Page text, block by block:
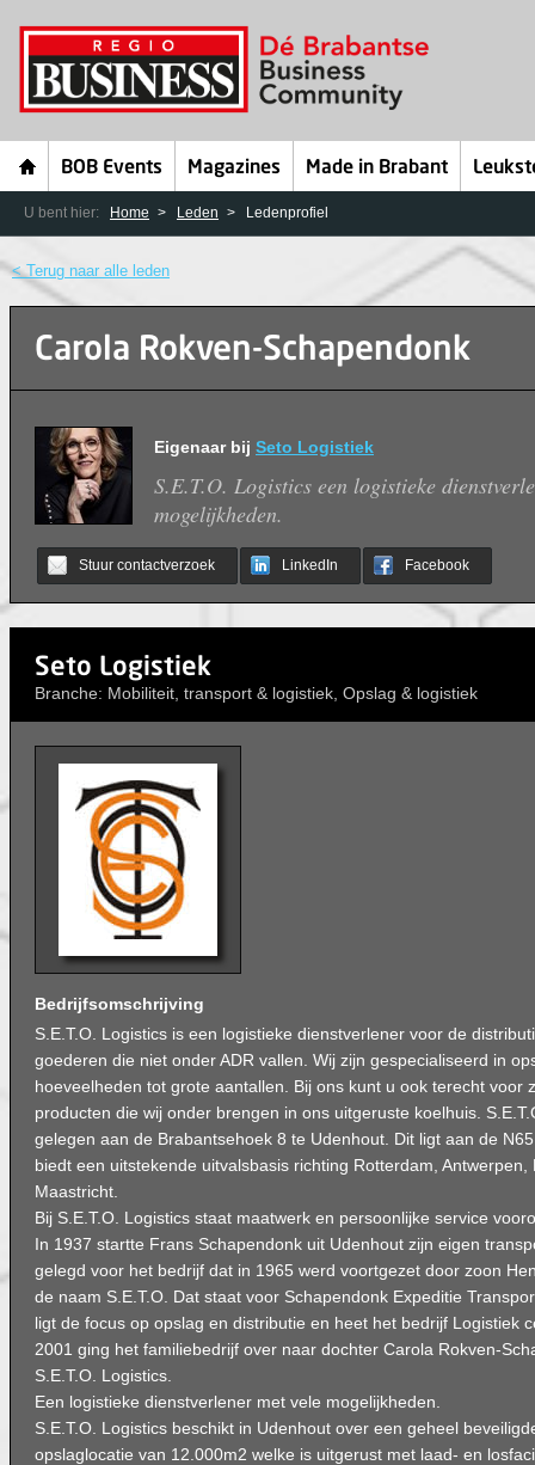
BOB Events Magazines Made in Brabant
U bent hier: Home Leden Ledenprofiel
< Terug naar alle leden
Carola Rokven-Schapendonk
Eigenaar bij Seto Logistiek
S.E.T.O. Logistics een logistieke
mogelijkheden.
Stuur contactverzoek LinkedIn Facebook
Seto Logistiek
Branche: Mobiliteit, transport & logistiek, Opslag & logistiek
Bedrijfsomschrijving
S.E.T.O. Logistics is een logistieke dienstverlener voor de
goederen die niet onder ADR vallen. Wij zijn gespecialiseerd in
hoeveelheden tot grote aantallen. Bij ons kunt u ook terecht voor
producten die wij onder brengen in ons uitgeruste koelhuis.
gelegen aan de Brabantsehoek 8 te Udenhout. Dit ligt aan de
biedt een uitstekende uitvalsbasis richting Rotterdam, Antwerpen,
Maastricht.
Bij S.E.T.O. Logistics staat maatwerk en persoonlijke service
In 1937 startte Frans Schapendonk uit Udenhout zijn eigen
gelegd voor het bedrijf dat in 1965 werd voortgezet door zoon
de naam S.E.T.O. Dat staat voor Schapendonk Expeditie
ligt de focus op opslag en distributie en heet het bedrijf Logistiek
2001 ging het familiebedrijf over naar dochter Carola Rokven-
S.E.T.O. Logistics.
Een logistieke dienstverlener met vele mogelijkheden.
S.E.T.O. Logistics beschikt in Udenhout over een geheel
opslaglocatie van 12.000m2 welke is uitgerust met laad- en